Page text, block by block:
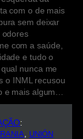
com o de mais
sem deixar
odores
com a saúde,
e tudo o
nunca me
o INML recusou
e mais algum…
:
, UNIÓN